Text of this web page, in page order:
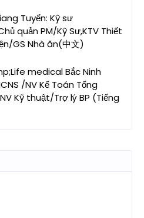
Tuyển: Kỹ sư
quản PM/Kỹ Sư,KTV Thiết
GS Nhà ăn(中文)
medical Bắc Ninh
/NV Kế Toán Tổng
Kỹ thuật/Trợ lý BP (Tiếng